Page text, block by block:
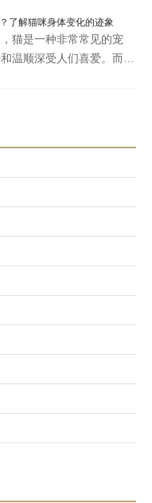
定期进行产前检查，保持
免感染，提供
了解猫咪身体变化的迹象
猫是一种非常常见的宠
温顺深受人们喜爱。而作
咪的身体变化迹象尤为重